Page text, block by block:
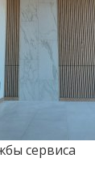
сервиса